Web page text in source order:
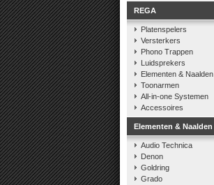
REGA
Platenspelers
Versterkers
Phono Trappen
Luidsprekers
Elementen & Naalden
Toonarmen
All-in-one Systemen
Accessoires
Elementen & Naalden
Audio Technica
Denon
Goldring
Grado